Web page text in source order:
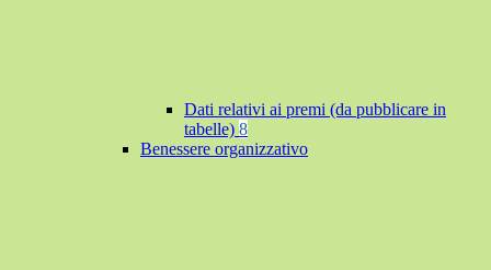
Dati relativi ai premi (da pubblicare in
tabelle) 8
Benessere organizzativo